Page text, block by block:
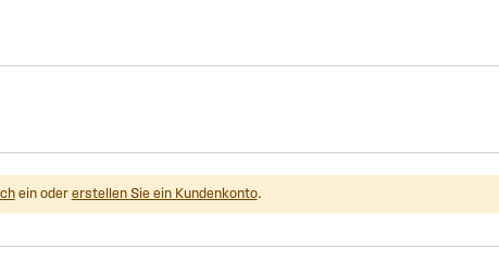
ein oder erstellen Sie ein Kundenkonto.